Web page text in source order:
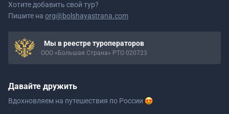
Хотите добавить свой тур?
Пишите на org@bolshayastrana.com
Мы в реестре туроператоров
ООО «Большая Страна» РТО 020723
Давайте дружить
Вдохновляем на путешествия по России